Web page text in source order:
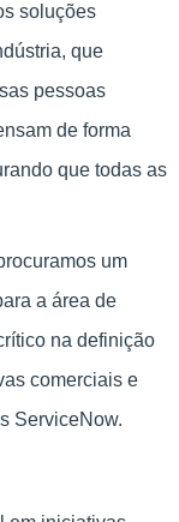
soluções
que
pessoas
de forma
que todas as
um
a área de
na definição
comerciais e
ServiceNow.